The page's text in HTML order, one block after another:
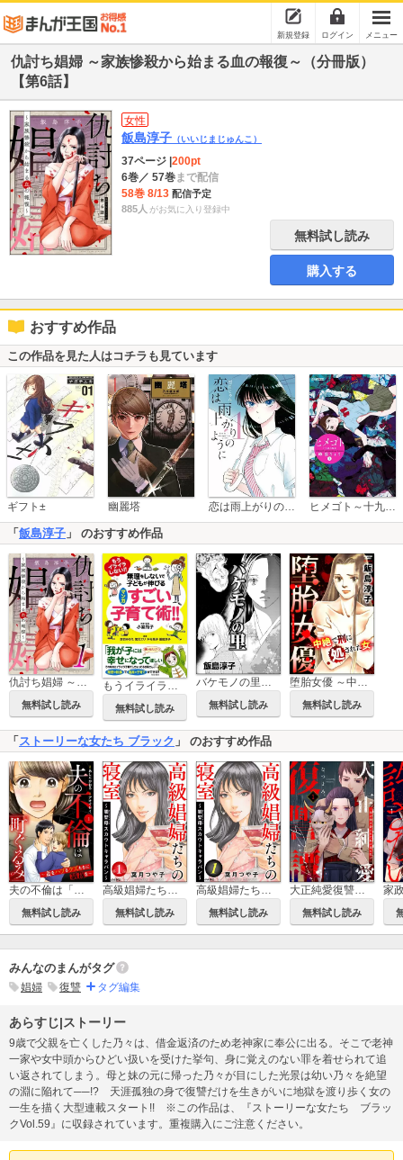
新規登録 ログイン メニュー
仇討ち娼婦 ～家族惨殺から始まる血の報復～（分冊版）
【第6話】
女性
飯島淳子 （いいじまじゅんこ）
37ページ 200pt
6巻／ 57巻まで配信
58巻 8/13 配信予定
885人 がお気に入り登録中
無料試し読み
購入する
おすすめ作品
この作品を見た人はコチラも見ています
ギフト± 幽麗塔 恋は雨上がりのように ヒメゴト～十九歳の制服～
「 飯島淳子 」 のおすすめ作品
無料試し読み
もうイライラしない!! 無理をしないで子どもが伸びる マンガ すごい子育て術!!
無料試し読み 無料試し読み 無料試し読み
「 ストーリーな女たち ブラック 」 のおすすめ作品
夫の不倫は「町ぐるみ」 ～妻をハブるクズたちに制裁を～（分冊版）
無料試し読み
高級娼婦たちの寝室 ～闇聖母スカウトキャラバン～（分冊版）
無料試し読み
高級娼婦たちの寝室 ～闇聖母スカウトキャラバン～
無料試し読み
大正純愛復讐譚 ～母を焼き殺された私は鬼と化す～
無料試し読み
みんなのまんがタグ
娼婦 復讐 タグ編集
あらすじ|ストーリー
9歳で父親を亡くした乃々は、借金返済のため老神家に奉公に出る。そこで老神
一家や女中頭からひどい扱いを受けた挙句、身に覚えのない罪を着せられて追
い返されてしまう。母と妹の元に帰った乃々が目にした光景は幼い乃々を絶望
の淵に陥れて──!? 天涯孤独の身で復讐だけを生きがいに地獄を渡り歩く女の
一生を描く大型連載スタート!! ※この作品は、『ストーリーな女たち ブラッ
クVol.59』に収録されています。重複購入にご注意ください。